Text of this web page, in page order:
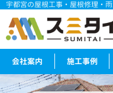
宇都宮の屋根工事・屋根修理・
会社案内 施工事例